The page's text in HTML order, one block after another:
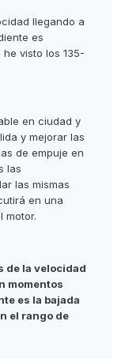
llegando a
es
visto los 135-
en ciudad y
y mejorar las
de empuje en
las
las mismas
en una
motor.
de la velocidad
momentos
es la bajada
el rango de